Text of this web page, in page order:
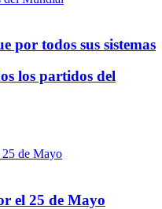
por todos sus sistemas
los partidos del
el 25 de Mayo